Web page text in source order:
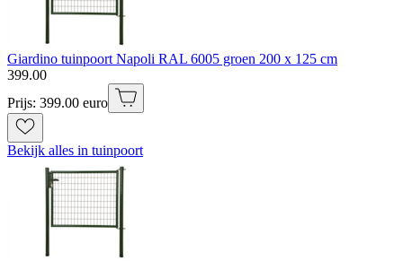
Giardino tuinpoort Napoli RAL 6005 groen 200 x 125 cm
399.00
Prijs: 399.00 euro
Bekijk alles in tuinpoort